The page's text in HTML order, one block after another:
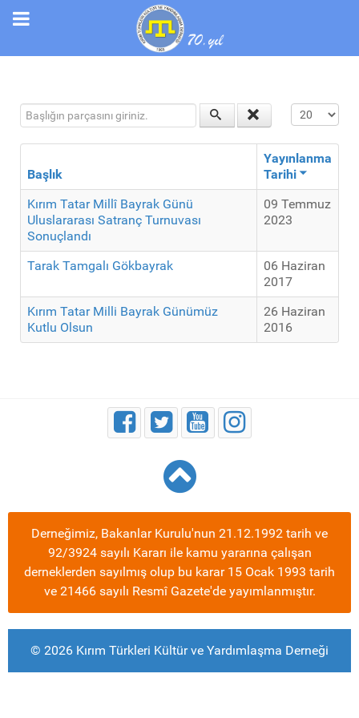
Başlığın parçasını giriniz.
Başlık
Yayınlanma
Tarihi
Kırım Tatar Millî Bayrak Günü
Uluslararası Satranç Turnuvası
Sonuçlandı
09 Temmuz
2023
Tarak Tamgalı Gökbayrak
06 Haziran
2017
Kırım Tatar Milli Bayrak Günümüz
Kutlu Olsun
26 Haziran
2016
Derneğimiz, Bakanlar Kurulu'nun 21.12.1992 tarih ve
92/3924 sayılı Kararı ile kamu yararına çalışan
derneklerden sayılmış olup bu karar 15 Ocak 1993 tarih
ve 21466 sayılı Resmî Gazete'de yayımlanmıştır.
© 2026 Kırım Türkleri Kültür ve Yardımlaşma Derneği